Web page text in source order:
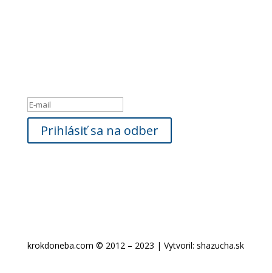
Prihlásiť sa na odber
krokdoneba.com © 2012 – 2023 | Vytvoril: shazucha.sk